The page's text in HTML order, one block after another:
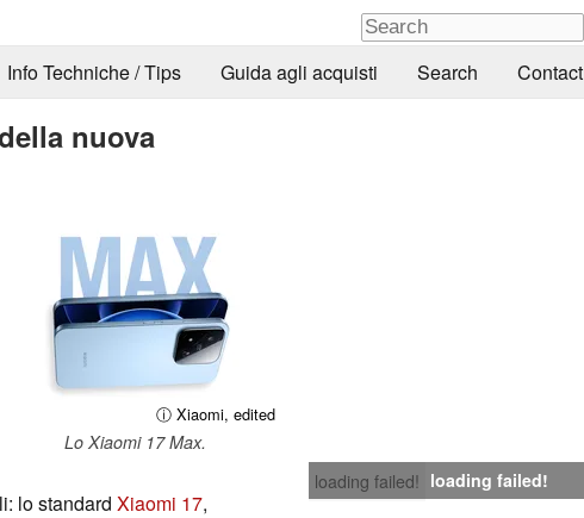
Info Techniche / Tips Guida agli acquisti Search Contact
nuova
ⓘ Xiaomi, edited
Lo Xiaomi 17 Max.
loading failed! loading failed!
lo standard Xiaomi 17,